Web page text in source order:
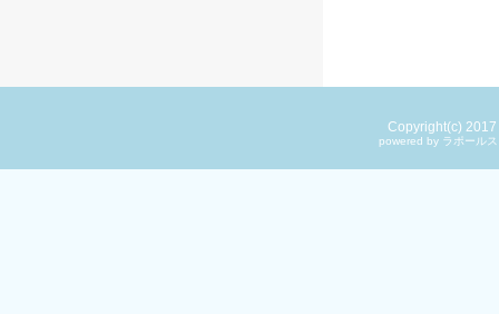
Copyright(c) 2017
powered by ラポール